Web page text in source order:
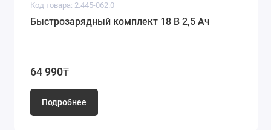
Код товара: 2.445-062.0
Быстрозарядный комплект 18 В 2,5 Ач
64 990₸
Подробнее